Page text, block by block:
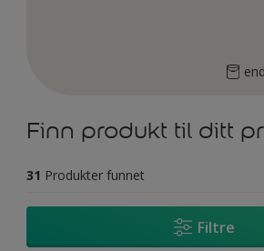
Finn produkt til ditt
31 Produkter funnet
Filtre